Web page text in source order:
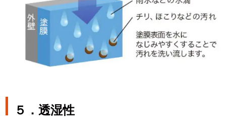
５． 透湿性